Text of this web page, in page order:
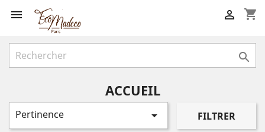
 shopping_cart


ACCUEIL
Pertinence  FILTRER